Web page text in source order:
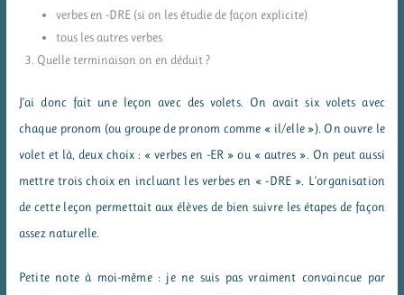
verbes en -DRE (si on les étudie de façon explicite)
tous les autres verbes
Quelle terminaison on en déduit ?
J’ai donc fait une leçon avec des volets. On avait six volets avec
chaque pronom (ou groupe de pronom comme « il/elle »). On ouvre le
volet et là, deux choix : « verbes en -ER » ou « autres ». On peut aussi
mettre trois choix en incluant les verbes en « -DRE ». L’organisation
de cette leçon permettait aux élèves de bien suivre les étapes de façon
assez naturelle.
Petite note à moi-même : je ne suis pas vraiment convaincue par